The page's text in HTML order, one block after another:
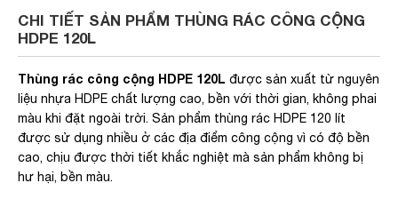
CHI TIẾT SẢN PHẨM THÙNG RÁC CÔNG CỘNG
HDPE 120L
Thùng rác công cộng HDPE 120L được sản xuất từ nguyên
liệu nhựa HDPE chất lượng cao, bền với thời gian, không phai
màu khi đặt ngoài trời. Sản phẩm thùng rác HDPE 120 lít
được sử dụng nhiều ở các địa điểm công cộng vì có độ bền
cao, chịu được thời tiết khắc nghiệt mà sản phẩm không bị
hư hại, bền màu.